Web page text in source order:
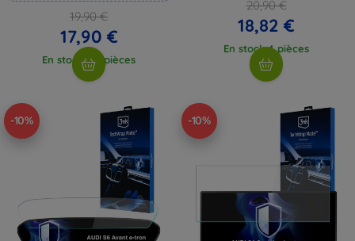
19,90 €
17,90 €
En stock > 5 pièces
20,90 €
18,82 €
En stock 4 pièces
-10% -10%